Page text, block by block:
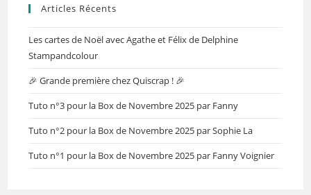
Articles Récents
Les cartes de Noël avec Agathe et Félix de Delphine
Stampandcolour
🎉 Grande première chez Quiscrap ! 🎉
Tuto n°3 pour la Box de Novembre 2025 par Fanny
Tuto n°2 pour la Box de Novembre 2025 par Sophie La
Tuto n°1 pour la Box de Novembre 2025 par Fanny Voignier